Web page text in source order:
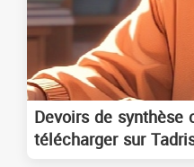
Devoirs de
télécharger sur